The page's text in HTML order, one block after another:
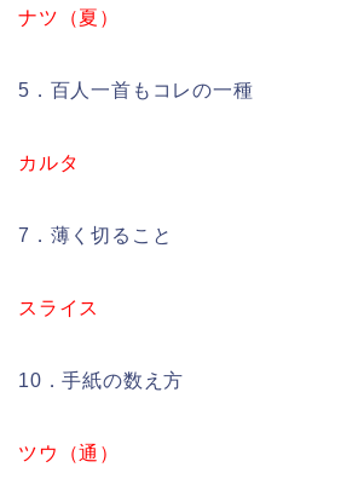
ナツ（夏）
5．百人一首もコレの一種
カルタ
7．薄く切ること
スライス
10．手紙の数え方
ツウ（通）